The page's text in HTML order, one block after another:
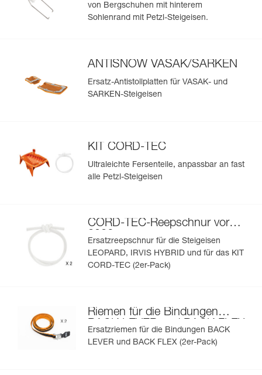
von Bergschuhen mit hinterem
Sohlenrand mit Petzl-Steigeisen.
ANTISNOW VASAK/SARKEN
Ersatz-Antistollplatten für VASAK- und
SARKEN-Steigeisen
KIT CORD-TEC
Ultraleichte Fersenteile, anpassbar an fast
alle Petzl-Steigeisen
CORD-TEC-Reepschnur vor
2026
Ersatzreepschnur für die Steigeisen
LEOPARD, IRVIS HYBRID und für das KIT
CORD-TEC (2er-Pack)
Riemen für die Bindungen
BACK LEVER und BACK FLEX
Ersatzriemen für die Bindungen BACK
LEVER und BACK FLEX (2er-Pack)